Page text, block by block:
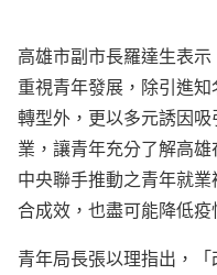
高雄市副市長羅達生表
重視青年發展，除引進
轉型外，更以多元誘因
業，讓青年充分了解高
中央聯手推動之青年就
合成效，也盡可能降低
青年局長張以理指出，